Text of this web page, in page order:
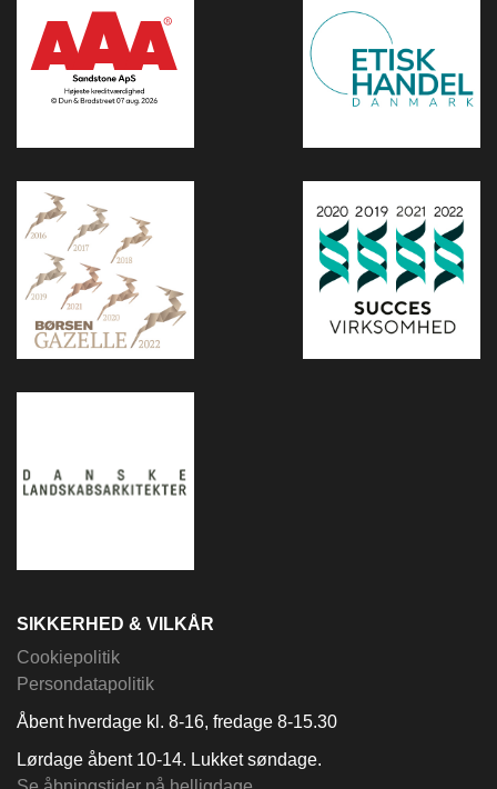
SIKKERHED & VILKÅR
Cookiepolitik
Persondatapolitik
Åbent hverdage kl. 8-16, fredage 8-15.30
Lørdage åbent 10-14. Lukket søndage.